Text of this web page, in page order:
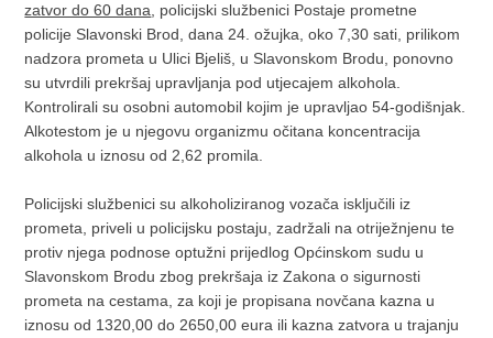
zatvor do 60 dana , policijski službenici Postaje prometne
policije Slavonski Brod, dana 24. ožujka, oko 7,30 sati, prilikom
nadzora prometa u Ulici Bjeliš, u Slavonskom Brodu, ponovno
su utvrdili prekršaj upravljanja pod utjecajem alkohola.
Kontrolirali su osobni automobil kojim je upravljao 54-godišnjak.
Alkotestom je u njegovu organizmu očitana koncentracija
alkohola u iznosu od 2,62 promila.
Policijski službenici su alkoholiziranog vozača isključili iz
prometa, priveli u policijsku postaju, zadržali na otriježnjenu te
protiv njega podnose optužni prijedlog Općinskom sudu u
Slavonskom Brodu zbog prekršaja iz Zakona o sigurnosti
prometa na cestama, za koji je propisana novčana kazna u
iznosu od 1320,00 do 2650,00 eura ili kazna zatvora u trajanju